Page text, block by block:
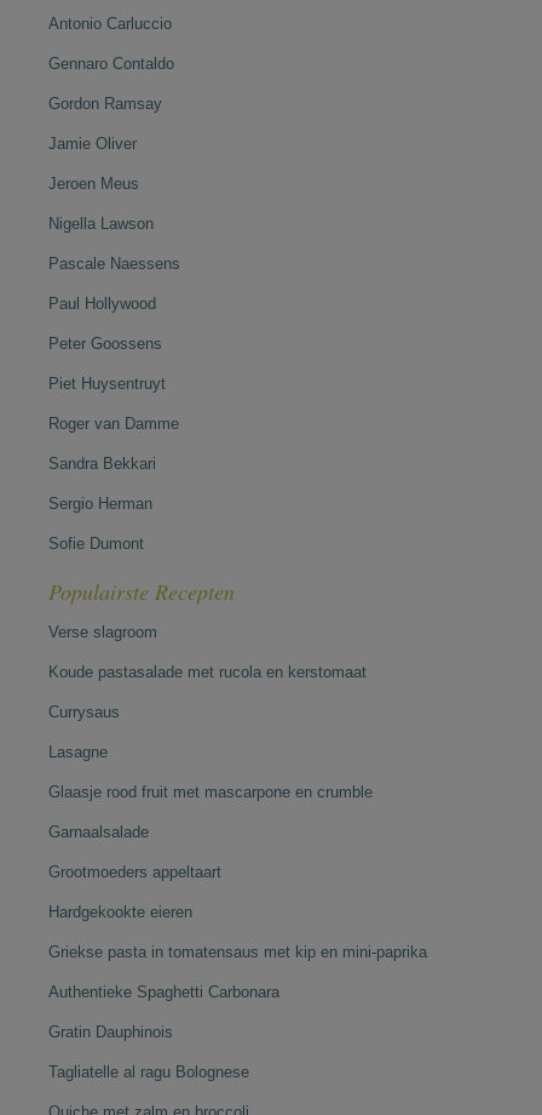
Antonio Carluccio
Gennaro Contaldo
Gordon Ramsay
Jamie Oliver
Jeroen Meus
Nigella Lawson
Pascale Naessens
Paul Hollywood
Peter Goossens
Piet Huysentruyt
Roger van Damme
Sandra Bekkari
Sergio Herman
Sofie Dumont
Populairste Recepten
Verse slagroom
Koude pastasalade met rucola en kerstomaat
Currysaus
Lasagne
Glaasje rood fruit met mascarpone en crumble
Garnaalsalade
Grootmoeders appeltaart
Hardgekookte eieren
Griekse pasta in tomatensaus met kip en mini-paprika
Authentieke Spaghetti Carbonara
Gratin Dauphinois
Tagliatelle al ragu Bolognese